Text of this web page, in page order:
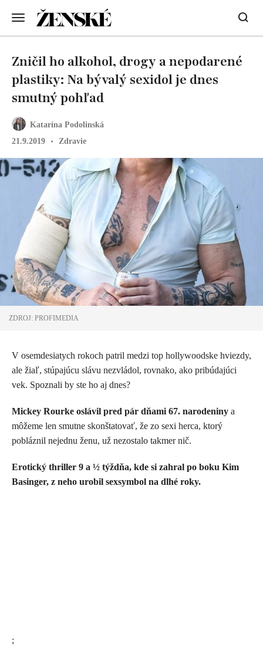
Katarína Podolinská
21.9.2019
Zdravie
Zničil ho alkohol, drogy a nepodarené
plastiky: Na bývalý sexidol je dnes
smutný pohľad
ZDROJ: PROFIMEDIA
V osemdesiatych rokoch patril medzi top hollywoodske hviezdy,
ale žiaľ, stúpajúcu slávu nezvládol, rovnako, ako pribúdajúci
vek. Spoznali by ste ho aj dnes?
Mickey Rourke oslávil pred pár dňami 67. narodeniny a
môžeme len smutne skonštatovať, že zo sexi herca, ktorý
pobláznil nejednu ženu, už nezostalo takmer nič.
Erotický thriller 9 a ½ týždňa, kde si zahral po boku Kim
Basinger, z neho urobil sexsymbol na dlhé roky.
;